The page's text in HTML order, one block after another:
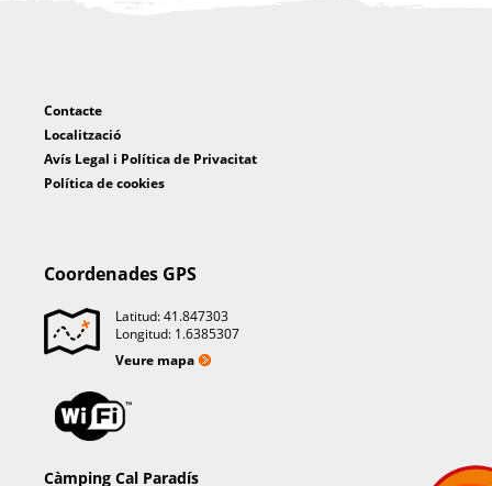
Contacte
Localització
Avís Legal i Política de Privacitat
Política de cookies
Coordenades GPS
Latitud: 41.847303
Longitud: 1.6385307
Veure mapa
Càmping Cal Paradís